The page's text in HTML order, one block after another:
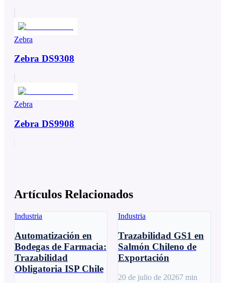
Zebra
Zebra DS9308
Zebra
Zebra DS9908
Artículos Relacionados
Industria
Automatización en
Bodegas de Farmacia:
Trazabilidad
Obligatoria ISP Chile
Industria
Trazabilidad GS1 en
Salmón Chileno de
Exportación
20 de julio de 20267 min